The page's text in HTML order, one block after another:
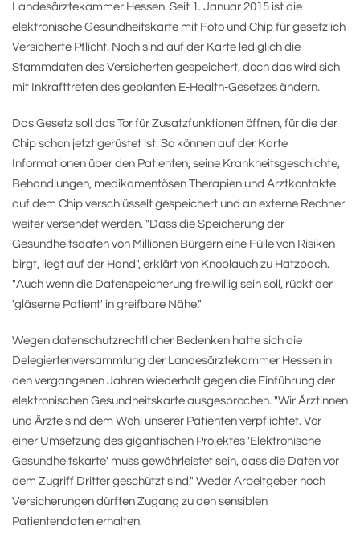
Landesärztekammer Hessen. Seit 1. Januar 2015 ist die
elektronische Gesundheitskarte mit Foto und Chip für gesetzlich
Versicherte Pflicht. Noch sind auf der Karte lediglich die
Stammdaten des Versicherten gespeichert, doch das wird sich
mit Inkrafttreten des geplanten E-Health-Gesetzes ändern.
Das Gesetz soll das Tor für Zusatzfunktionen öffnen, für die der
Chip schon jetzt gerüstet ist. So können auf der Karte
Informationen über den Patienten, seine Krankheitsgeschichte,
Behandlungen, medikamentösen Therapien und Arztkontakte
auf dem Chip verschlüsselt gespeichert und an externe Rechner
weiter versendet werden. "Dass die Speicherung der
Gesundheitsdaten von Millionen Bürgern eine Fülle von Risiken
birgt, liegt auf der Hand", erklärt von Knoblauch zu Hatzbach.
"Auch wenn die Datenspeicherung freiwillig sein soll, rückt der
'gläserne Patient' in greifbare Nähe."
Wegen datenschutzrechtlicher Bedenken hatte sich die
Delegiertenversammlung der Landesärztekammer Hessen in
den vergangenen Jahren wiederholt gegen die Einführung der
elektronischen Gesundheitskarte ausgesprochen. "Wir Ärztinnen
und Ärzte sind dem Wohl unserer Patienten verpflichtet. Vor
einer Umsetzung des gigantischen Projektes 'Elektronische
Gesundheitskarte' muss gewährleistet sein, dass die Daten vor
dem Zugriff Dritter geschützt sind." Weder Arbeitgeber noch
Versicherungen dürften Zugang zu den sensiblen
Patientendaten erhalten.